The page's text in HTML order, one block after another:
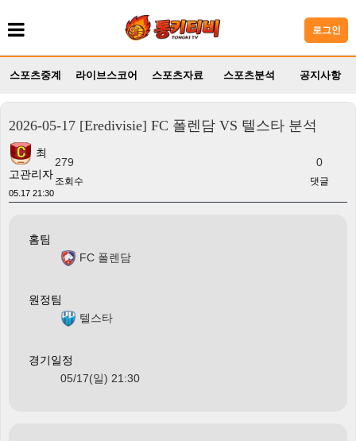
로그인
스포츠중계 라이브스코어 스포츠자료 스포츠분석 공지사항
2026-05-17 [Eredivisie] FC 폴렌담 VS 텔스타 분석
최
고관리자
05.17 21:30
279
조회수
0
댓글
홈팀
FC 폴렌담
원정팀
텔스타
경기일정
05/17(일) 21:30